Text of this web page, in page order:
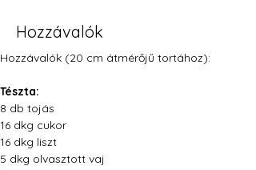
Hozzávalók
Hozzávalók (20 cm átmérőjű tortához):
Tészta:
8 db tojás
16 dkg cukor
16 dkg liszt
5 dkg olvasztott vaj